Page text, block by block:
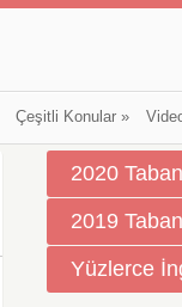
Çeşitli Konular»
2020
2019
Yüzlerce